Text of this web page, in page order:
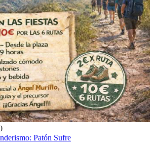
Patón Sufre